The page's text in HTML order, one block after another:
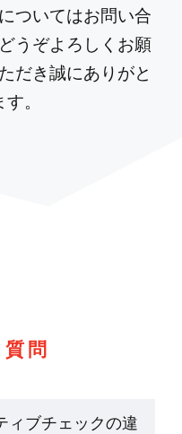
ついてはお問い合
うぞよろしくお願
だき誠にありがと
。
問
ィブチェックの違